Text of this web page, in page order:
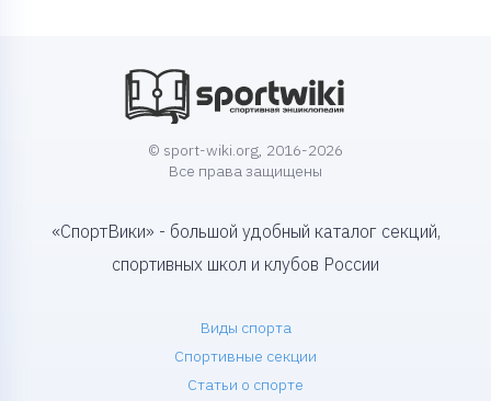
© sport-wiki.org, 2016-2026
Все права защищены
«СпортВики» - большой удобный каталог секций,
спортивных школ и клубов России
Виды спорта
Спортивные секции
Статьи о спорте